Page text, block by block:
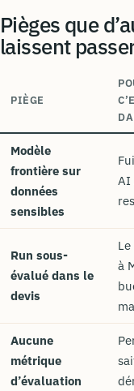
Pièges que
laissent
PIÈGE
Modèle
frontière sur
données
sensibles
AI
Run sous-
évalué dans le
devis
à
Aucune
métrique
d’évaluation